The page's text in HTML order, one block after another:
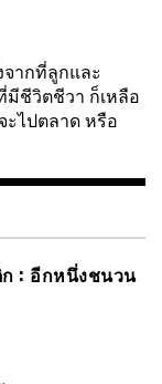
ากที่ลูกและ
ชีวิตชีวา ก็เหลือ
ะไปตลาด หรือ
ก : อีกหนึ่งชนวน